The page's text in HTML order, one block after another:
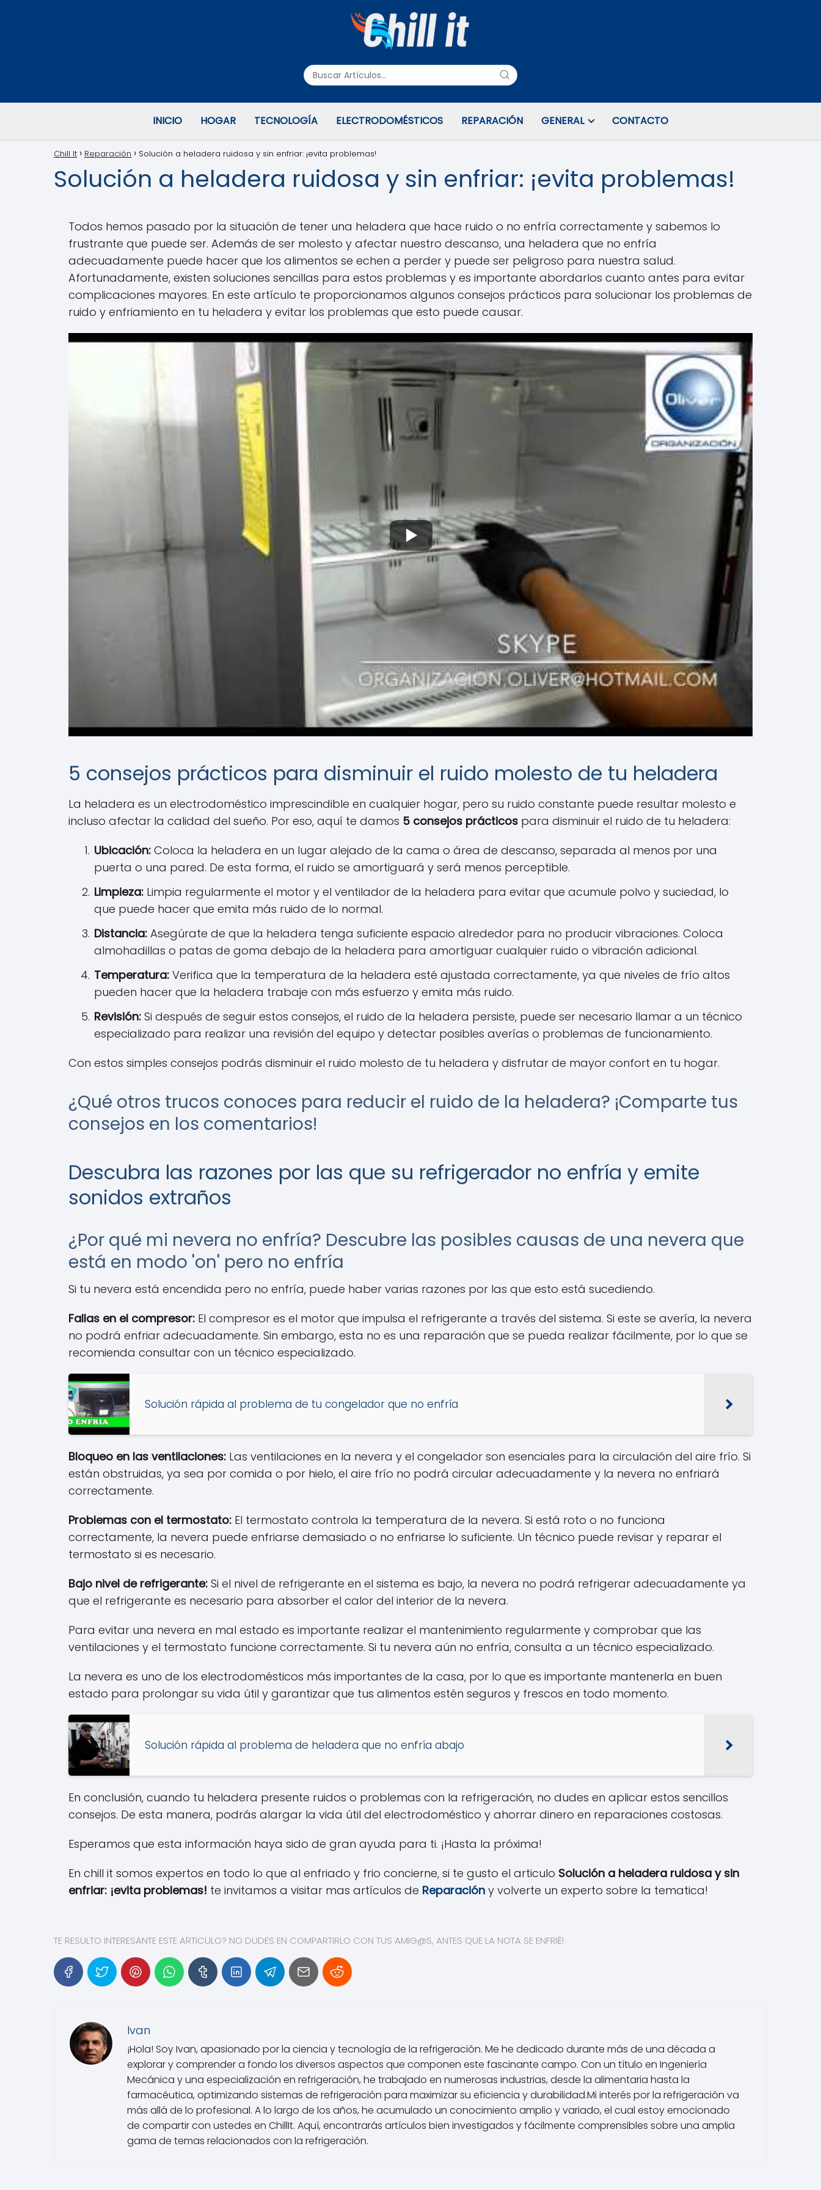
INICIO HOGAR TECNOLOGÍA ELECTRODOMÉSTICOS REPARACIÓN GENERAL CONTACTO
Chill It Reparación Solución a heladera ruidosa y sin enfriar: ¡evita problemas!
Solución a heladera ruidosa y sin enfriar: ¡evita problemas!
Todos hemos pasado por la situación de tener una heladera que hace ruido o no enfría correctamente y sabemos lo
frustrante que puede ser. Además de ser molesto y afectar nuestro descanso, una heladera que no enfría
adecuadamente puede hacer que los alimentos se echen a perder y puede ser peligroso para nuestra salud.
Afortunadamente, existen soluciones sencillas para estos problemas y es importante abordarlos cuanto antes para evitar
complicaciones mayores. En este artículo te proporcionamos algunos consejos prácticos para solucionar los problemas de
ruido y enfriamiento en tu heladera y evitar los problemas que esto puede causar.
5 consejos prácticos para disminuir el ruido molesto de tu heladera
La heladera es un electrodoméstico imprescindible en cualquier hogar, pero su ruido constante puede resultar molesto e
incluso afectar la calidad del sueño. Por eso, aquí te damos 5 consejos prácticos para disminuir el ruido de tu heladera:
Ubicación: Coloca la heladera en un lugar alejado de la cama o área de descanso, separada al menos por una
puerta o una pared. De esta forma, el ruido se amortiguará y será menos perceptible.
Limpieza: Limpia regularmente el motor y el ventilador de la heladera para evitar que acumule polvo y suciedad, lo
que puede hacer que emita más ruido de lo normal.
Distancia: Asegúrate de que la heladera tenga suficiente espacio alrededor para no producir vibraciones. Coloca
almohadillas o patas de goma debajo de la heladera para amortiguar cualquier ruido o vibración adicional.
Temperatura: Verifica que la temperatura de la heladera esté ajustada correctamente, ya que niveles de frío altos
pueden hacer que la heladera trabaje con más esfuerzo y emita más ruido.
Revisión: Si después de seguir estos consejos, el ruido de la heladera persiste, puede ser necesario llamar a un técnico
especializado para realizar una revisión del equipo y detectar posibles averías o problemas de funcionamiento.
Con estos simples consejos podrás disminuir el ruido molesto de tu heladera y disfrutar de mayor confort en tu hogar.
¿Qué otros trucos conoces para reducir el ruido de la heladera? ¡Comparte tus
consejos en los comentarios!
Descubra las razones por las que su refrigerador no enfría y emite
sonidos extraños
¿Por qué mi nevera no enfría? Descubre las posibles causas de una nevera que
está en modo 'on' pero no enfría
Si tu nevera está encendida pero no enfría, puede haber varias razones por las que esto está sucediendo.
Fallas en el compresor: El compresor es el motor que impulsa el refrigerante a través del sistema. Si este se avería, la nevera
no podrá enfriar adecuadamente. Sin embargo, esta no es una reparación que se pueda realizar fácilmente, por lo que se
recomienda consultar con un técnico especializado.
Solución rápida al problema de tu congelador que no enfría
Bloqueo en las ventilaciones: Las ventilaciones en la nevera y el congelador son esenciales para la circulación del aire frío. Si
están obstruidas, ya sea por comida o por hielo, el aire frío no podrá circular adecuadamente y la nevera no enfriará
correctamente.
Problemas con el termostato: El termostato controla la temperatura de la nevera. Si está roto o no funciona
correctamente, la nevera puede enfriarse demasiado o no enfriarse lo suficiente. Un técnico puede revisar y reparar el
termostato si es necesario.
Bajo nivel de refrigerante: Si el nivel de refrigerante en el sistema es bajo, la nevera no podrá refrigerar adecuadamente ya
que el refrigerante es necesario para absorber el calor del interior de la nevera.
Para evitar una nevera en mal estado es importante realizar el mantenimiento regularmente y comprobar que las
ventilaciones y el termostato funcione correctamente. Si tu nevera aún no enfría, consulta a un técnico especializado.
La nevera es uno de los electrodomésticos más importantes de la casa, por lo que es importante mantenerla en buen
estado para prolongar su vida útil y garantizar que tus alimentos estén seguros y frescos en todo momento.
Solución rápida al problema de heladera que no enfría abajo
En conclusión, cuando tu heladera presente ruidos o problemas con la refrigeración, no dudes en aplicar estos sencillos
consejos. De esta manera, podrás alargar la vida útil del electrodoméstico y ahorrar dinero en reparaciones costosas.
Esperamos que esta información haya sido de gran ayuda para ti. ¡Hasta la próxima!
En chill it somos expertos en todo lo que al enfriado y frio concierne, si te gusto el articulo Solución a heladera ruidosa y sin
enfriar: ¡evita problemas! te invitamos a visitar mas artículos de Reparación y volverte un experto sobre la tematica!
TE RESULTO INTERESANTE ESTE ARTICULO? NO DUDES EN COMPARTIRLO CON TUS AMIG@S, ANTES QUE LA NOTA SE ENFRIÉ!
Ivan
¡Hola! Soy Ivan, apasionado por la ciencia y tecnología de la refrigeración. Me he dedicado durante más de una década a
explorar y comprender a fondo los diversos aspectos que componen este fascinante campo. Con un título en Ingeniería
Mecánica y una especialización en refrigeración, he trabajado en numerosas industrias, desde la alimentaria hasta la
farmacéutica, optimizando sistemas de refrigeración para maximizar su eficiencia y durabilidad.Mi interés por la refrigeración va
más allá de lo profesional. A lo largo de los años, he acumulado un conocimiento amplio y variado, el cual estoy emocionado
de compartir con ustedes en ChillIt. Aquí, encontrarás artículos bien investigados y fácilmente comprensibles sobre una amplia
gama de temas relacionados con la refrigeración.